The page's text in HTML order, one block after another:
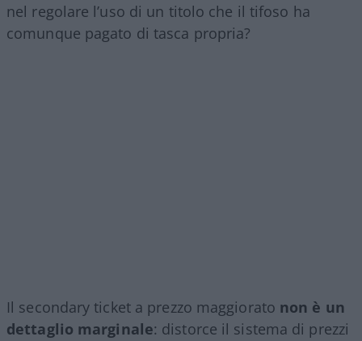
nel regolare l’uso di un titolo che il tifoso ha
comunque pagato di tasca propria?
Il secondary ticket a prezzo maggiorato non è un
dettaglio marginale: distorce il sistema di prezzi